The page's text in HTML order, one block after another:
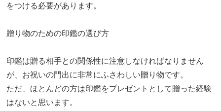
をつける必要があります。
贈り物のための印鑑の選び方
印鑑は贈る相手との関係性に注意しなければなりません
が、お祝いの門出に非常にふさわしい贈り物です。
ただ、ほとんどの方は印鑑をプレゼントとして贈った経験
はないと思います。